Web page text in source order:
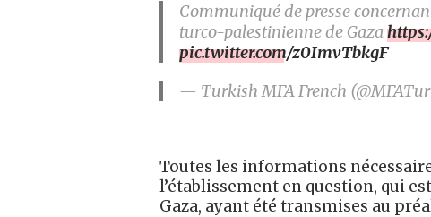
Communiqué de presse
turco-palestinienne de Gaza
pic.twitter.com/z0ImvTbkgF
— Turkish MFA French
Toutes les informations
l’établissement en question, qui
Gaza, ayant été transmises au